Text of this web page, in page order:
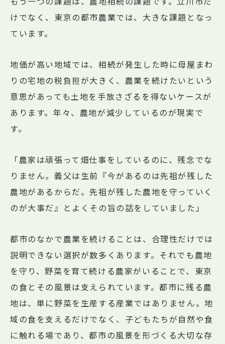
けでなく、東京の都市農業では、大きな課題となっ
ています。
地価が高い地域では、相続が発生した時に母屋まわ
りの宅地の税負担が大きく、農業を続けたいという
意思があっても土地を手放さざるを得ないケースが
あります。年々、農地が減少しているのが現実で
す。
「農家は頑張って畑仕事をしているのに、残念でな
りません。義父は生前『今があるのは先祖が残した
農地があるからだ。先祖が残した農地を守っていく
のが大事だ』とよくその旨の話をしていました」
都市のなかで農業を続けることは、合理性だけでは
説明できない選択が数多くあります。それでも農地
を守り、野菜を育て続ける農家がいることで、東京
の食とその風景は支えられています。都市に残る農
地は、単に野菜を生産する産業ではありません。地
域の食を支えるだけでなく、子どもたちが自然や食
に触れる場であり、都市の風景を形づくる大切な存